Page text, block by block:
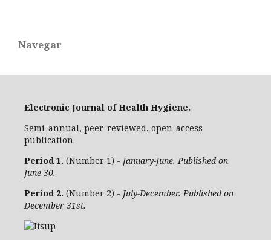
Navegar
Electronic Journal of Health Hygiene.
Semi-annual, peer-reviewed, open-access
publication.
Period 1. (Number 1) - January-June. Published on
June 30.
Period 2. (Number 2) - July-December. Published on
December 31st.